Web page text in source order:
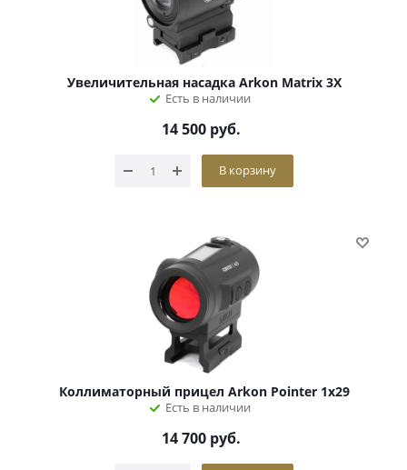
Увеличительная насадка Arkon Matrix 3X
Есть в наличии
14 500руб.
В корзину
Коллиматорный прицел Arkon Pointer 1х29
Есть в наличии
14 700руб.